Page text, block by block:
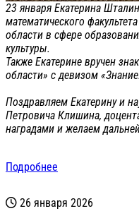
23 января Екатерина
математического
области в сфере
культуры.
Также Екатерине вручен
области» с девизом
Поздравляем Екатерину и
Петровича Клишина,
наградами и желаем
Подробнее
26 января 2026